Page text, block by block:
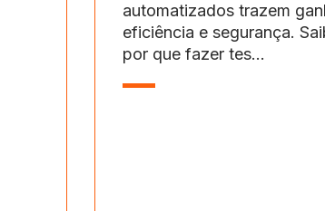
automatizados trazem
eficiência e segurança.
por que fazer tes...